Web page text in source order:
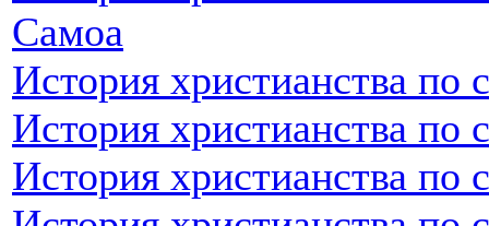
Самоа
История христианства по
История христианства по
История христианства